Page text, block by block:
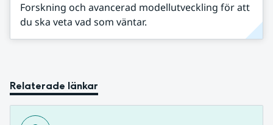
Forskning och avancerad modellutveckling för att
du ska veta vad som väntar.
Relaterade länkar